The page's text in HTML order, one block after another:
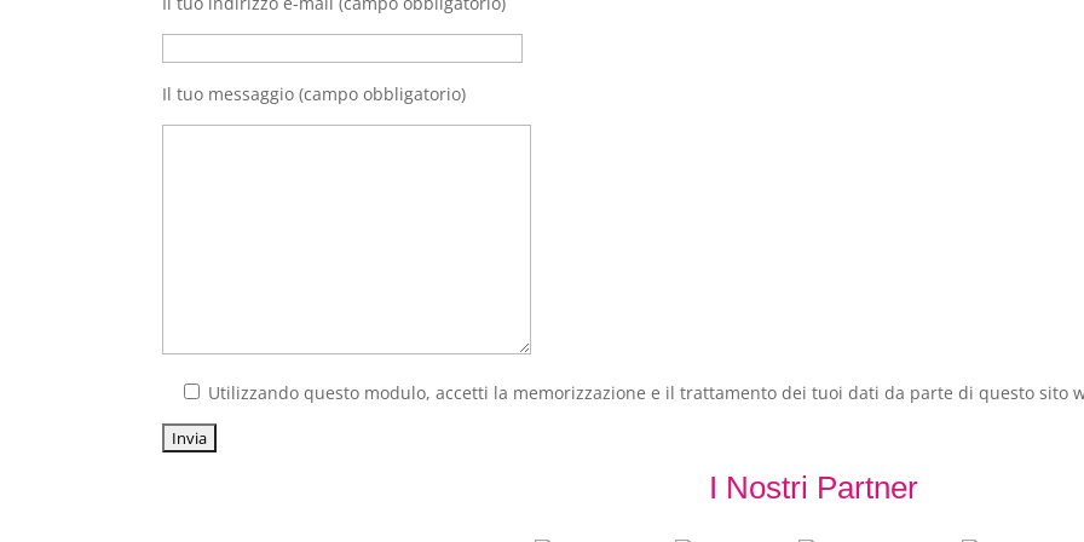
Il tuo messaggio (campo obbligatorio)
Utilizzando questo modulo, accetti la memorizzazione e il trattamento dei tuoi dati da parte di questo sito
I Nostri Partner